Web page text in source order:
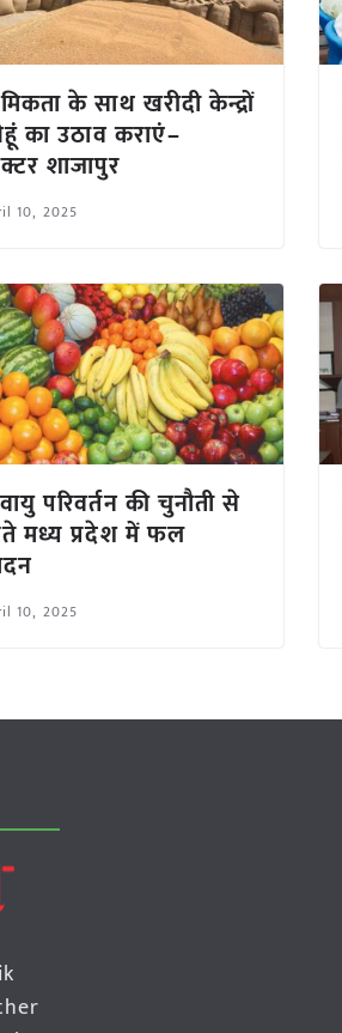
के साथ खरीदी केन्द्रों
का उठाव कराएं–
शाजापुर
10, 2025
परिवर्तन की चुनौती से
मध्य प्रदेश में फल
10, 2025